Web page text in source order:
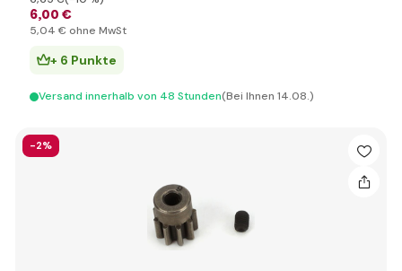
6,00 €
5,04 € ohne MwSt
+ 6 Punkte
Versand innerhalb von 48 Stunden(Bei Ihnen 14.08.)
-2%